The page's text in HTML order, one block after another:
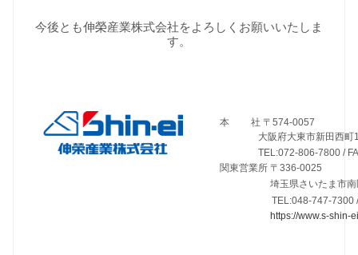
今後とも伸榮産業株式会社をよろしくお願いいたしま
す。
本 社 〒574-0057
大阪府大東市新田西町1
TEL:072-806-7800 /
関東営業所 〒336-0025
埼玉県さいたま市
TEL:048-747-7300
https://www.s-shin-